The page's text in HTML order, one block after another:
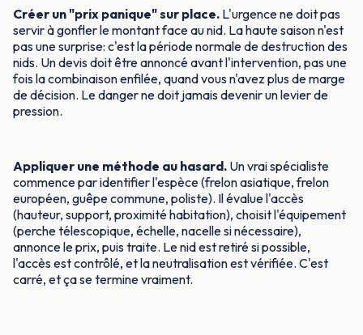
Créer un "prix panique" sur place. L'urgence ne doit pas
servir à gonfler le montant face au nid. La haute saison n'est
pas une surprise: c'est la période normale de destruction des
nids. Un devis doit être annoncé avant l'intervention, pas une
fois la combinaison enfilée, quand vous n'avez plus de marge
de décision. Le danger ne doit jamais devenir un levier de
pression.
Appliquer une méthode au hasard. Un vrai spécialiste
commence par identifier l'espèce (frelon asiatique, frelon
européen, guêpe commune, poliste). Il évalue l'accès
(hauteur, support, proximité habitation), choisit l'équipement
(perche télescopique, échelle, nacelle si nécessaire),
annonce le prix, puis traite. Le nid est retiré si possible,
l'accès est contrôlé, et la neutralisation est vérifiée. C'est
carré, et ça se termine vraiment.